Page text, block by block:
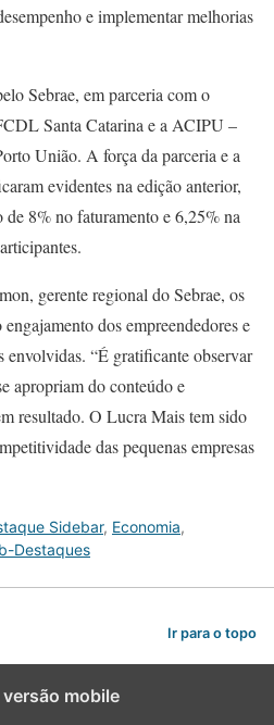
e implementar melhorias
Sebrae, em parceria com o
Santa Catarina e a ACIPU –
União. A força da parceria e a
evidentes na edição anterior,
8% no faturamento e 6,25% na
gerente regional do Sebrae, os
dos empreendedores e
envolvidas. “É gratificante observar
apropriam do conteúdo e
resultado. O Lucra Mais tem sido
das pequenas empresas
Sidebar, Economia,
Destaques
Ir para o topo
versão mobile